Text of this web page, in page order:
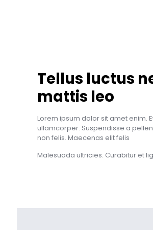
Tellus luctus
mattis leo
Lorem ipsum dolor sit amet enim.
ullamcorper. Suspendisse a
non felis. Maecenas elit felis
Malesuada ultricies. Curabitur et